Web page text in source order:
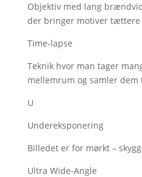
Objektiv med lang
der bringer motiver tættere
Time-lapse
Teknik hvor man tager
mellemrum og samler dem
U
Undereksponering
Billedet er for mørkt –
Ultra Wide-Angle